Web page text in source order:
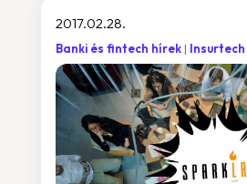
2017.02.28.
Banki és fintech hírek Insurtech